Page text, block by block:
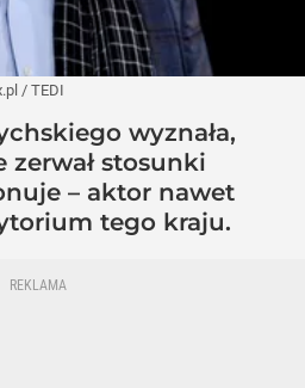
/ TEDI
wyznała,
zerwał stosunki
– aktor nawet
tego kraju.